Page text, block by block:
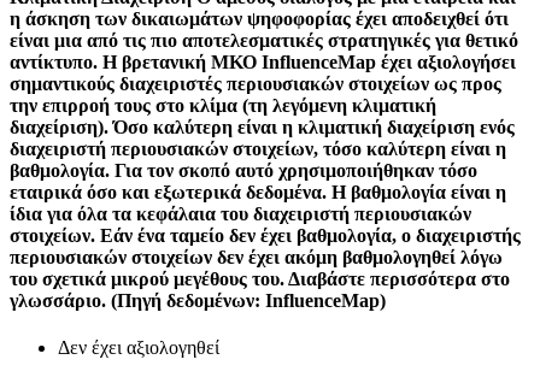
η άσκηση των δικαιωμάτων ψηφοφορίας έχει αποδειχθεί ότι
είναι μια από τις πιο αποτελεσματικές στρατηγικές για θετικό
αντίκτυπο. Η βρετανική ΜΚΟ InfluenceMap έχει αξιολογήσει
σημαντικούς διαχειριστές περιουσιακών στοιχείων ως προς
την επιρροή τους στο κλίμα (τη λεγόμενη κλιματική
διαχείριση). Όσο καλύτερη είναι η κλιματική διαχείριση ενός
διαχειριστή περιουσιακών στοιχείων, τόσο καλύτερη είναι η
βαθμολογία. Για τον σκοπό αυτό χρησιμοποιήθηκαν τόσο
εταιρικά όσο και εξωτερικά δεδομένα. Η βαθμολογία είναι η
ίδια για όλα τα κεφάλαια του διαχειριστή περιουσιακών
στοιχείων. Εάν ένα ταμείο δεν έχει βαθμολογία, ο διαχειριστής
περιουσιακών στοιχείων δεν έχει ακόμη βαθμολογηθεί λόγω
του σχετικά μικρού μεγέθους του. Διαβάστε περισσότερα στο
γλωσσάριο. (Πηγή δεδομένων: InfluenceMap)
Δεν έχει αξιολογηθεί